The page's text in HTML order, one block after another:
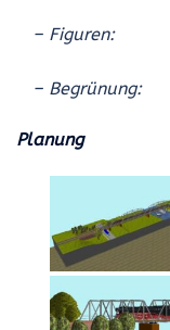
– Figuren:
– Begrünung:
Planung